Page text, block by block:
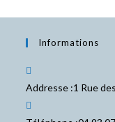
Informations
Addresse :1 Rue